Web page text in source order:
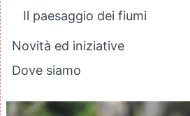
Il paesaggio dei fiumi
Novità ed iniziative
Dove siamo